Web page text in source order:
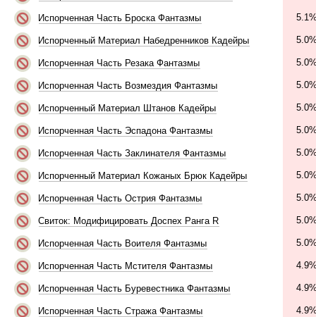
Испорченная Часть Броска Фантазмы
Испорченный Материал Набедренников Кадейры
Испорченная Часть Резака Фантазмы
Испорченная Часть Возмездия Фантазмы
Испорченный Материал Штанов Кадейры
Испорченная Часть Эспадона Фантазмы
Испорченная Часть Заклинателя Фантазмы
Испорченный Материал Кожаных Брюк Кадейры
Испорченная Часть Острия Фантазмы
Свиток: Модифицировать Доспех Ранга R
Испорченная Часть Воителя Фантазмы
Испорченная Часть Мстителя Фантазмы
Испорченная Часть Буревестника Фантазмы
Испорченная Часть Стража Фантазмы